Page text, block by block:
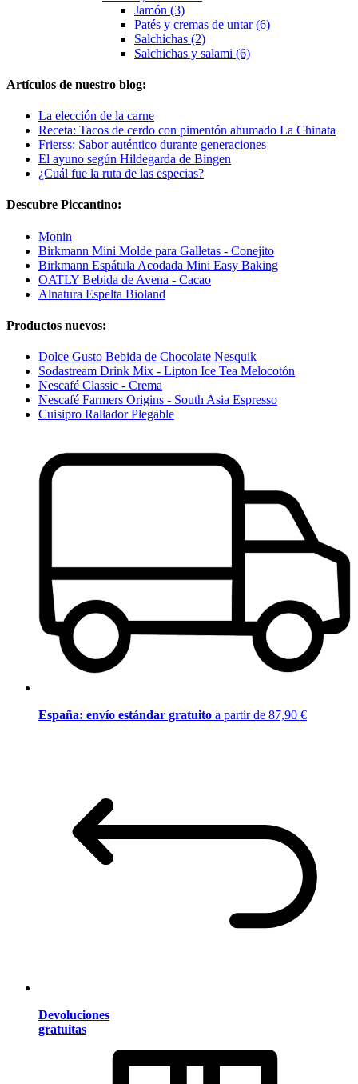
Jamón (3)
Patés y cremas de untar (6)
Salchichas (2)
Salchichas y salami (6)
Artículos de nuestro blog:
La elección de la carne
Receta: Tacos de cerdo con pimentón ahumado La Chinata
Frierss: Sabor auténtico durante generaciones
El ayuno según Hildegarda de Bingen
¿Cuál fue la ruta de las especias?
Descubre Piccantino:
Monin
Birkmann Mini Molde para Galletas - Conejito
Birkmann Espátula Acodada Mini Easy Baking
OATLY Bebida de Avena - Cacao
Alnatura Espelta Bioland
Productos nuevos:
Dolce Gusto Bebida de Chocolate Nesquik
Sodastream Drink Mix - Lipton Ice Tea Melocotón
Nescafé Classic - Crema
Nescafé Farmers Origins - South Asia Espresso
Cuisipro Rallador Plegable
España: envío estándar gratuito a partir de 87,90 €
Devoluciones
gratuitas